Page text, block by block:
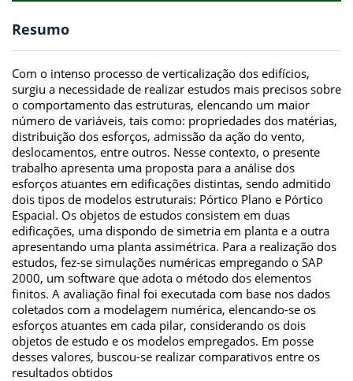
Resumo
Com o intenso processo de verticalização dos edifícios,
surgiu a necessidade de realizar estudos mais precisos sobre
o comportamento das estruturas, elencando um maior
número de variáveis, tais como: propriedades dos matérias,
distribuição dos esforços, admissão da ação do vento,
deslocamentos, entre outros. Nesse contexto, o presente
trabalho apresenta uma proposta para a análise dos
esforços atuantes em edificações distintas, sendo admitido
dois tipos de modelos estruturais: Pórtico Plano e Pórtico
Espacial. Os objetos de estudos consistem em duas
edificações, uma dispondo de simetria em planta e a outra
apresentando uma planta assimétrica. Para a realização dos
estudos, fez-se simulações numéricas empregando o SAP
2000, um software que adota o método dos elementos
finitos. A avaliação final foi executada com base nos dados
coletados com a modelagem numérica, elencando-se os
esforços atuantes em cada pilar, considerando os dois
objetos de estudo e os modelos empregados. Em posse
desses valores, buscou-se realizar comparativos entre os
resultados obtidos